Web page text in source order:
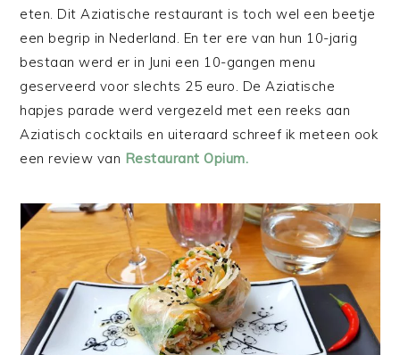
eten. Dit Aziatische restaurant is toch wel een beetje
een begrip in Nederland. En ter ere van hun 10-jarig
bestaan werd er in Juni een 10-gangen menu
geserveerd voor slechts 25 euro. De Aziatische
hapjes parade werd vergezeld met een reeks aan
Aziatisch cocktails en uiteraard schreef ik meteen ook
een review van Restaurant Opium.